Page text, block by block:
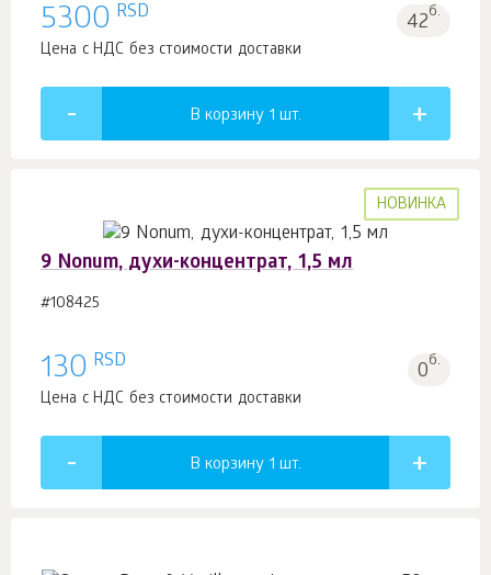
5300 RSD 42б.
Цена с НДС без стоимости доставки
В корзину 1 шт.
НОВИНКА
9 Nonum, духи-концентрат, 1,5 мл
#108425
130 RSD 0б.
Цена с НДС без стоимости доставки
В корзину 1 шт.